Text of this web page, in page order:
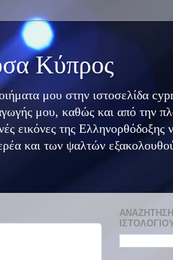
Κύπρος
μου στην ιστοσελίδα
μου, καθώς και από την
εικόνες της Ελληνορθόδοξης
και των ψαλτών